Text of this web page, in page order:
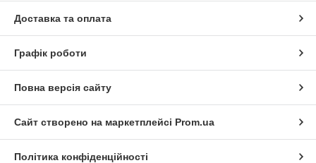
Доставка та оплата
Графік роботи
Повна версія сайту
Сайт створено на маркетплейсі Prom.ua
Політика конфіденційності